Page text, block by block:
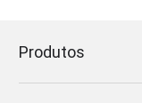
Produtos